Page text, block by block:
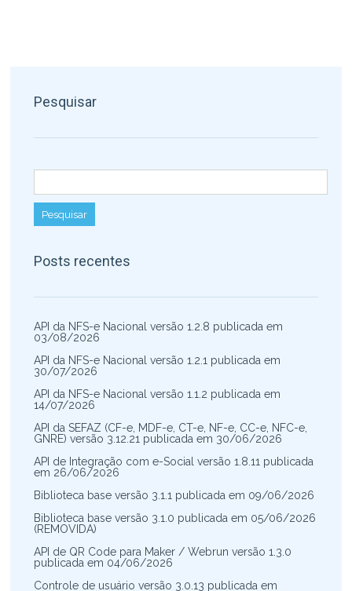
Pesquisar
Posts recentes
API da NFS-e Nacional versão 1.2.8 publicada em
03/08/2026
API da NFS-e Nacional versão 1.2.1 publicada em
30/07/2026
API da NFS-e Nacional versão 1.1.2 publicada em
14/07/2026
API da SEFAZ (CF-e, MDF-e, CT-e, NF-e, CC-e, NFC-e,
GNRE) versão 3.12.21 publicada em 30/06/2026
API de Integração com e-Social versão 1.8.11 publicada
em 26/06/2026
Biblioteca base versão 3.1.1 publicada em 09/06/2026
Biblioteca base versão 3.1.0 publicada em 05/06/2026
(REMOVIDA)
API de QR Code para Maker / Webrun versão 1.3.0
publicada em 04/06/2026
Controle de usuário versão 3.0.13 publicada em